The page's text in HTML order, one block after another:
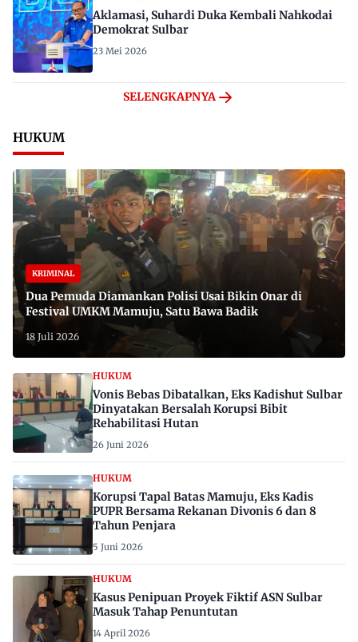
Aklamasi, Suhardi Duka Kembali Nahkodai
Demokrat Sulbar
23 Mei 2026
SELENGKAPNYA
HUKUM
KRIMINAL
Dua Pemuda Diamankan Polisi Usai Bikin Onar di
Festival UMKM Mamuju, Satu Bawa Badik
18 Juli 2026
HUKUM
Vonis Bebas Dibatalkan, Eks Kadishut Sulbar
Dinyatakan Bersalah Korupsi Bibit
Rehabilitasi Hutan
26 Juni 2026
HUKUM
Korupsi Tapal Batas Mamuju, Eks Kadis
PUPR Bersama Rekanan Divonis 6 dan 8
Tahun Penjara
5 Juni 2026
HUKUM
Kasus Penipuan Proyek Fiktif ASN Sulbar
Masuk Tahap Penuntutan
14 April 2026